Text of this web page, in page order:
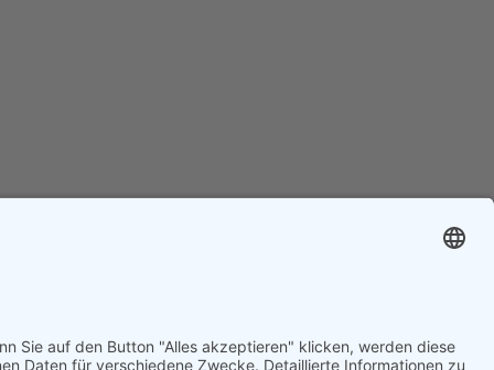
in Drage Mitglied im Ausschuss für